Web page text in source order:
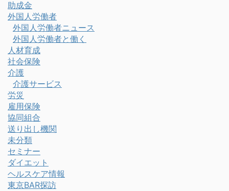
助成金
外国人労働者
外国人労働者ニュース
外国人労働者と働く
人材育成
社会保険
介護
介護サービス
労災
雇用保険
協同組合
送り出し機関
未分類
セミナー
ダイエット
ヘルスケア情報
東京BAR探訪